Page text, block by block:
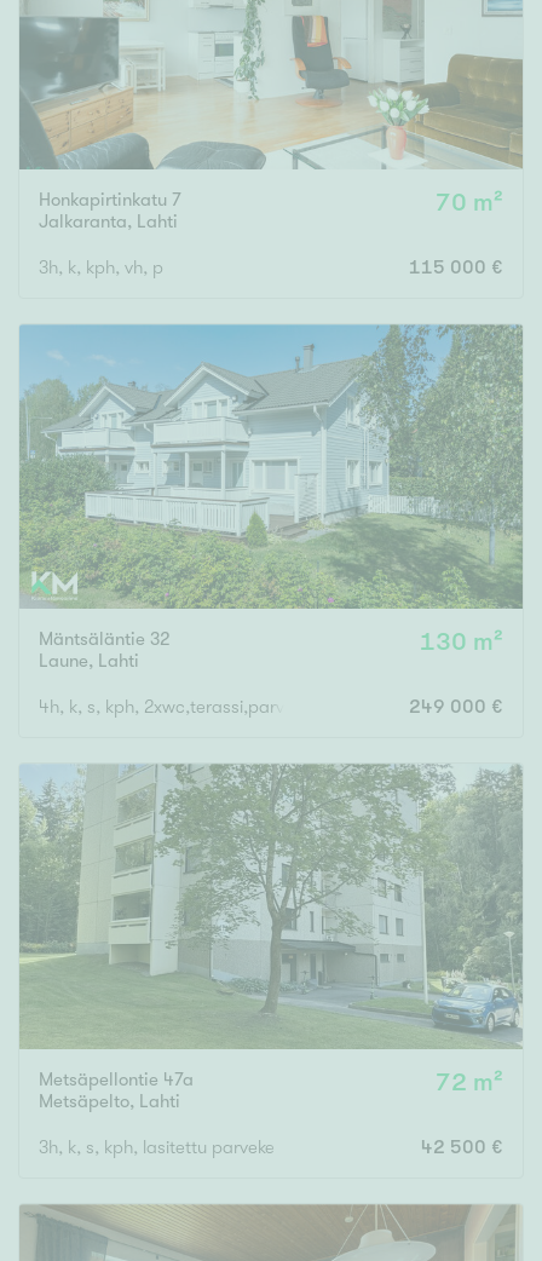
Honkapirtinkatu 7
Jalkaranta, Lahti
70 m²
3h, k, kph, vh, p 115 000 €
Mäntsäläntie 32
Laune, Lahti
130 m²
4h, k, s, kph, 2xwc,terassi,parveke 249 000 €
Metsäpellontie 47a
Metsäpelto, Lahti
72 m²
3h, k, s, kph, lasitettu parveke 42 500 €